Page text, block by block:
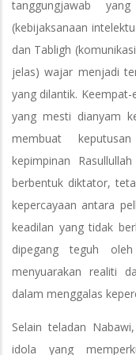
tanggungjawab
(kebijaksanaan
dan Tabligh
jelas) wajar menjadi
yang dilantik. Keempat-
yang mesti dianyam
membuat
kepimpinan
berbentuk diktator,
kepercayaan antara
keadilan yang tidak
dipegang teguh
menyuarakan realiti
dalam menggalas
Selain teladan
idola yang